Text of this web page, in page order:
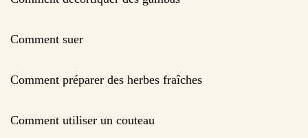
Comment suer
Comment préparer des herbes fraîches
Comment utiliser un couteau